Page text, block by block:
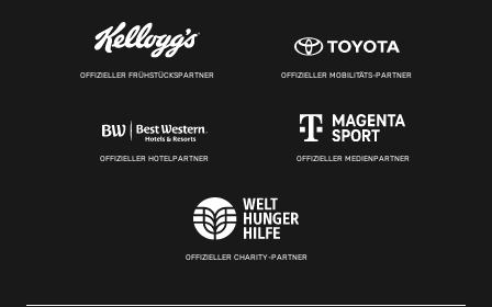
OFFIZIELLER FRÜHSTÜCKSPARTNER OFFIZIELLER MOBILITÄTS-PARTNER
OFFIZIELLER HOTELPARTNER OFFIZIELLER MEDIENPARTNER
OFFIZIELLER CHARITY-PARTNER